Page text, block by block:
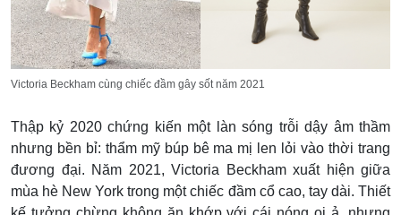
Victoria Beckham cùng chiếc đầm gây sốt năm 2021
Thập kỷ 2020 chứng kiến một làn sóng trỗi dậy âm thầm
nhưng bền bỉ: thẩm mỹ búp bê ma mị len lỏi vào thời trang
đương đại. Năm 2021, Victoria Beckham xuất hiện giữa
mùa hè New York trong một chiếc đầm cổ cao, tay dài. Thiết